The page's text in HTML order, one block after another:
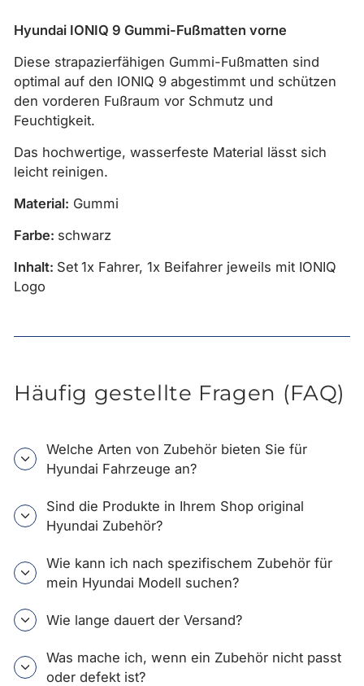
Hyundai IONIQ 9 Gummi-Fußmatten vorne
Diese strapazierfähigen Gummi-Fußmatten sind
optimal auf den IONIQ 9 abgestimmt und schützen
den vorderen Fußraum vor Schmutz und
Feuchtigkeit.
Das hochwertige, wasserfeste Material lässt sich
leicht reinigen.
Material: Gummi
Farbe: schwarz
Inhalt: Set 1x Fahrer, 1x Beifahrer jeweils mit IONIQ
Logo
Häufig gestellte Fragen (FAQ)
Welche Arten von Zubehör bieten Sie für
Hyundai Fahrzeuge an?
Sind die Produkte in Ihrem Shop original
Hyundai Zubehör?
Wie kann ich nach spezifischem Zubehör für
mein Hyundai Modell suchen?
Wie lange dauert der Versand?
Was mache ich, wenn ein Zubehör nicht passt
oder defekt ist?